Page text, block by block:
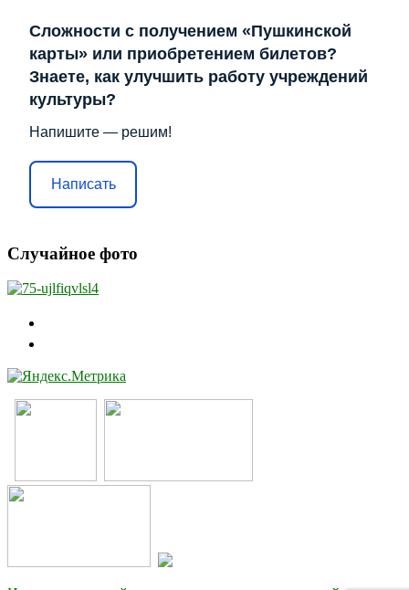
Сложности с получением «Пушкинской
карты» или приобретением билетов?
Знаете, как улучшить работу учреждений
культуры?
Напишите — решим!
Написать
Случайное фото